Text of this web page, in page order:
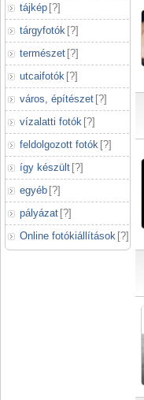
tájkép [?]
tárgyfotók [?]
természet [?]
utcaifotók [?]
város, építészet [?]
vízalatti fotók [?]
feldolgozott fotók [?]
így készült [?]
egyéb [?]
pályázat [?]
Online fotókiállítások [?]